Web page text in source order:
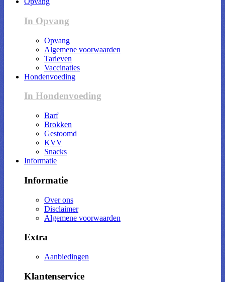
In Opvang
Opvang
Algemene voorwaarden
Tarieven
Vaccinaties
Hondenvoeding
In Hondenvoeding
Barf
Brokken
Gestoomd
KVV
Snacks
Informatie
Informatie
Over ons
Disclaimer
Algemene voorwaarden
Extra
Aanbiedingen
Klantenservice